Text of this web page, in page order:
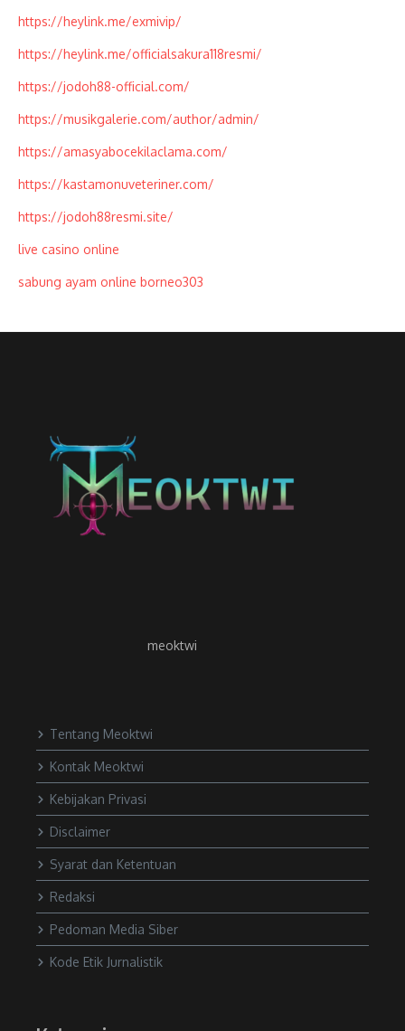
https://heylink.me/exmivip/
https://heylink.me/officialsakura118resmi/
https://jodoh88-official.com/
https://musikgalerie.com/author/admin/
https://amasyabocekilaclama.com/
https://kastamonuveteriner.com/
https://jodoh88resmi.site/
live casino online
sabung ayam online borneo303
meoktwi
Tentang Meoktwi
Kontak Meoktwi
Kebijakan Privasi
Disclaimer
Syarat dan Ketentuan
Redaksi
Pedoman Media Siber
Kode Etik Jurnalistik